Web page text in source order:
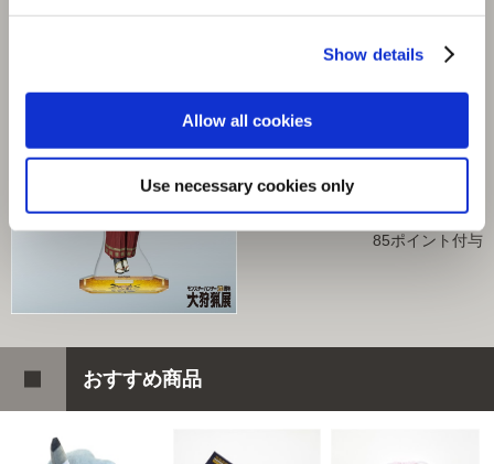
Show details
Allow all cookies
Use necessary cookies only
1,700円(税込)
85ポイント付与
おすすめ商品